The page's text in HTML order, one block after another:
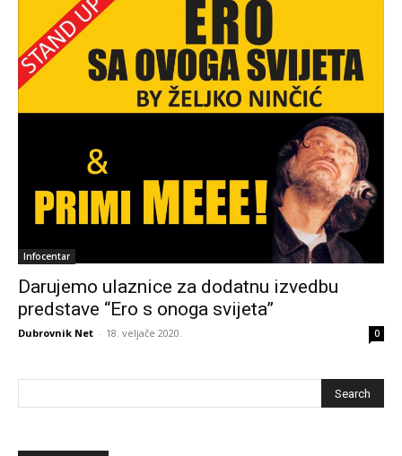
Infocentar
Darujemo ulaznice za dodatnu izvedbu
predstave “Ero s onoga svijeta”
Dubrovnik Net - 18. veljače 2020. 0